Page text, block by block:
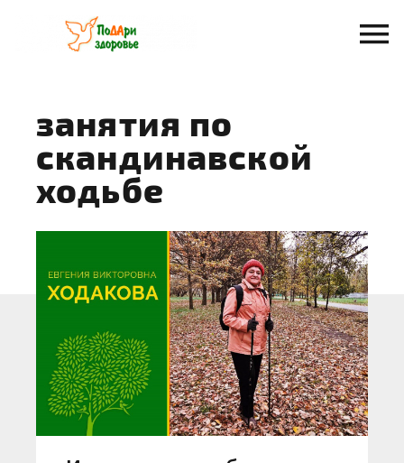
содержанию
занятия по
скандинавской
ходьбе